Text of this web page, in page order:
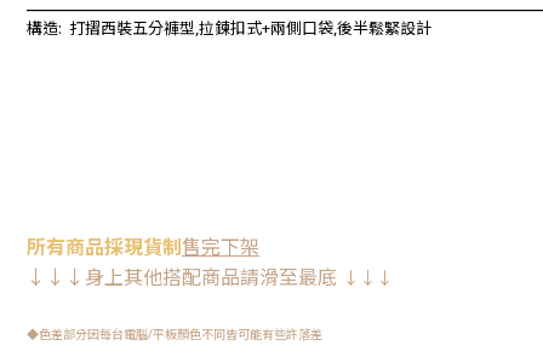
構造: 打摺西裝五分褲型, 拉鍊扣式+兩側口袋,後半鬆緊設計
所有商品採現貨制售完下架
↓↓↓ 身上其他搭配商品請滑至最底 ↓↓↓
◆色差部分因每台電腦/平板顏色不同皆可能有些許落差